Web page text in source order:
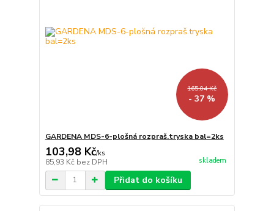
165,04 Kč
- 37 %
GARDENA MDS-6-plošná rozpraš.tryska bal=2ks
103,98 Kč/ks
85,93 Kč bez DPH skladem
Přidat do košíku